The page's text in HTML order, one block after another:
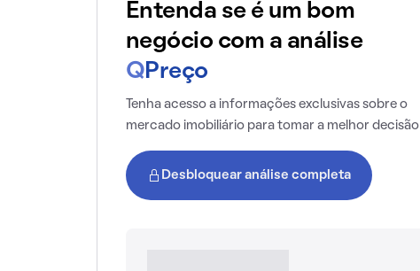
Entenda se é um bom
negócio com a análise
Q Preço
Tenha acesso a informações exclusivas sobre o
mercado imobiliário para tomar a melhor decisão
Desbloquear análise completa